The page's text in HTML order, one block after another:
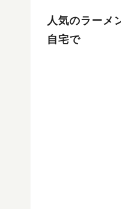
人気のラーメ
自宅で